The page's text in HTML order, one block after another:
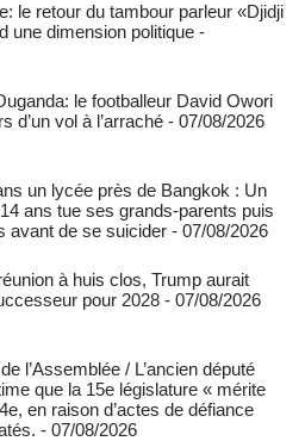
le retour du tambour parleur «Djidji
une dimension politique -
le footballeur David Owori
d’un vol à l’arraché - 07/08/2026
un lycée près de Bangkok : Un
ans tue ses grands-parents puis
avant de se suicider - 07/08/2026
à huis clos, Trump aurait
pour 2028 - 07/08/2026
l’Assemblée / L’ancien député
que la 15e législature « mérite
en raison d’actes de défiance
- 07/08/2026